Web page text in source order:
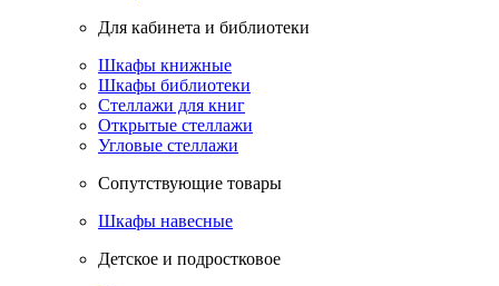
Для кабинета и библиотеки
Шкафы книжные
Шкафы библиотеки
Стеллажи для книг
Открытые стеллажи
Угловые стеллажи
Сопутствующие товары
Шкафы навесные
Детское и подростковое